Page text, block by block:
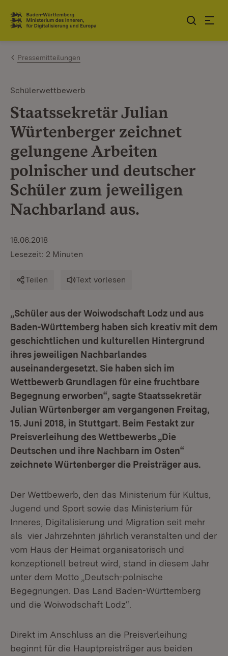
Zum Inhalt springen
Link zur Startseite
Pressemitteilungen
Schülerwettbewerb
Staatssekretär Julian
Würtenberger zeichnet
gelungene Arbeiten
polnischer und deutscher
Schüler zum jeweiligen
Nachbarland aus.
18.06.2018
Lesezeit: 2 Minuten
Teilen Text vorlesen
„Schüler aus der Woiwodschaft Lodz und aus
Baden-Württemberg haben sich kreativ mit dem
geschichtlichen und kulturellen Hintergrund
ihres jeweiligen Nachbarlandes
auseinandergesetzt. Sie haben sich im
Wettbewerb Grundlagen für eine fruchtbare
Begegnung erworben“, sagte Staatssekretär
Julian Würtenberger am vergangenen Freitag,
15. Juni 2018, in Stuttgart. Beim Festakt zur
Preisverleihung des Wettbewerbs „Die
Deutschen und ihre Nachbarn im Osten“
zeichnete Würtenberger die Preisträger aus.
Der Wettbewerb, den das Ministerium für Kultus,
Jugend und Sport sowie das Ministerium für
Inneres, Digitalisierung und Migration seit mehr
als vier Jahrzehnten jährlich veranstalten und der
vom Haus der Heimat organisatorisch und
konzeptionell betreut wird, stand in diesem Jahr
unter dem Motto „Deutsch-polnische
Begegnungen. Das Land Baden-Württemberg
und die Woiwodschaft Lodz“.
Direkt im Anschluss an die Preisverleihung
beginnt für die Hauptpreisträger aus beiden